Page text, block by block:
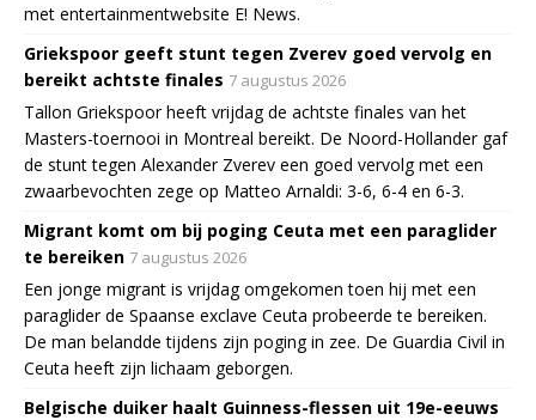
met entertainmentwebsite E! News.
Griekspoor geeft stunt tegen Zverev goed vervolg en
bereikt achtste finales 7 augustus 2026
Tallon Griekspoor heeft vrijdag de achtste finales van het
Masters-toernooi in Montreal bereikt. De Noord-Hollander gaf
de stunt tegen Alexander Zverev een goed vervolg met een
zwaarbevochten zege op Matteo Arnaldi: 3-6, 6-4 en 6-3.
Migrant komt om bij poging Ceuta met een paraglider
te bereiken 7 augustus 2026
Een jonge migrant is vrijdag omgekomen toen hij met een
paraglider de Spaanse exclave Ceuta probeerde te bereiken.
De man belandde tijdens zijn poging in zee. De Guardia Civil in
Ceuta heeft zijn lichaam geborgen.
Belgische duiker haalt Guinness-flessen uit 19e-eeuws